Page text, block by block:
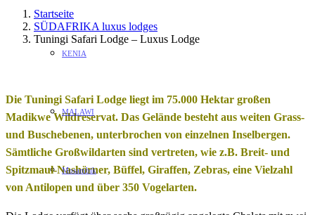
KENIA
MALAWI
Mosambik
Startseite
SÜDAFRIKA luxus lodges
Tuningi Safari Lodge – Luxus Lodge
Die Tuningi Safari Lodge liegt im 75.000 Hektar großen
Madikwe Wildreservat. Das Gelände besteht aus weiten Grass-
und Buschebenen, unterbrochen von einzelnen Inselbergen.
Sämtliche Großwildarten sind vertreten, wie z.B. Breit- und
Spitzmaul-Nashörner, Büffel, Giraffen, Zebras, eine Vielzahl
von Antilopen und über 350 Vogelarten.